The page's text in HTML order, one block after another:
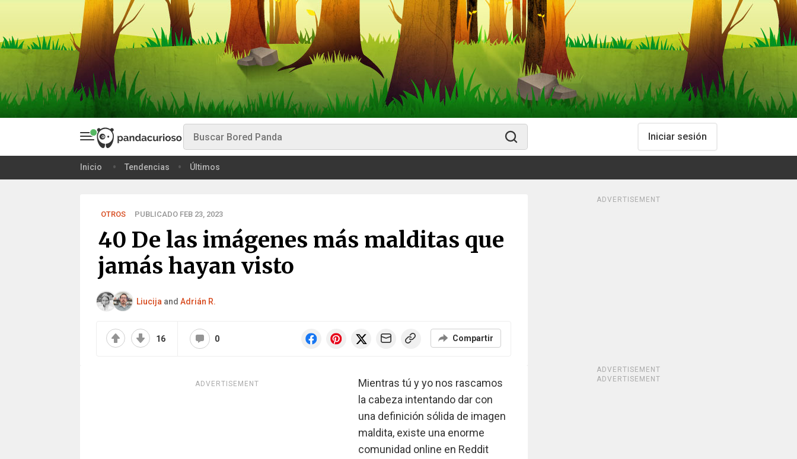
Iniciar sesión
Inicio Tendencias Últimos
OTROS PUBLICADO FEB 23, 2023
40 De las imágenes más malditas que
jamás hayan visto
Liucija and Adrián R.
16 0 Compartir
ADVERTISEMENT
Mientras tú y yo nos rascamos
la cabeza intentando dar con
una definición sólida de imagen
maldita, existe una enorme
comunidad online en Reddit
ADVERTISEMENT
ADVERTISEMENT
ADVERTISEMENT